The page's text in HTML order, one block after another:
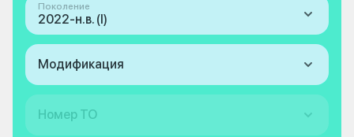
Поколение
2022-н.в. (I)
Модификация
Номер ТО